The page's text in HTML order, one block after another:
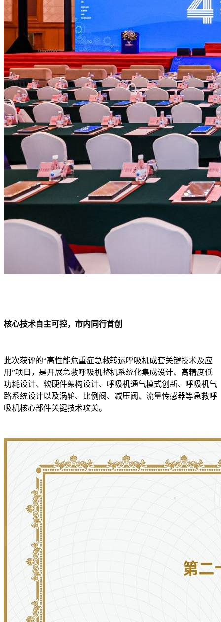
核心技术自主可控，市内同行首创
此次获评的“高性能危重症急救转运呼吸机成套关键技术及应
用”项目，是开展急救呼吸机整机系统化集成设计、高精度低
功耗设计、软硬件架构设计、呼吸机通气模式创新、呼吸机气
路系统设计以及涡轮、比例阀、减压阀、流量传感器等急救呼
吸机核心部件关键技术攻关。